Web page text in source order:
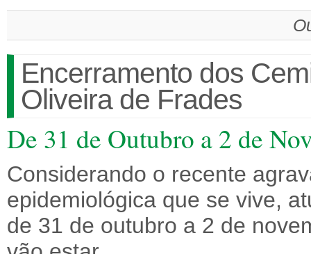
Encerramento dos
Oliveira de Frades
De 31 de Outubro a 2 de
Considerando o recente
epidemiológica que se vive,
de 31 de outubro a 2 de